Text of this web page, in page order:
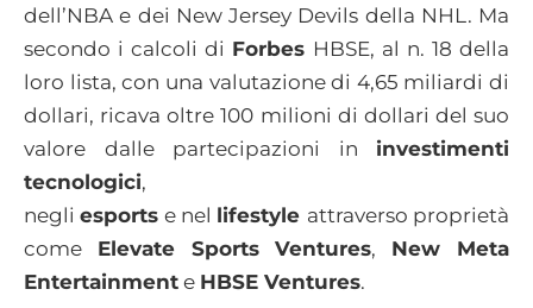
dell’NBA e dei New Jersey Devils della NHL. Ma
secondo i calcoli di Forbes HBSE, al n. 18 della
loro lista, con una valutazione di 4,65 miliardi di
dollari, ricava oltre 100 milioni di dollari del suo
valore dalle partecipazioni in investimenti
tecnologici,
negliesports e nel lifestyle attraverso proprietà
come Elevate Sports Ventures, New Meta
Entertainment e HBSE Ventures.